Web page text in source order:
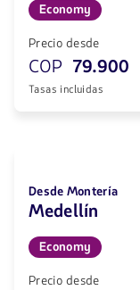
Economy
Precio desde
COP 79.900
Tasas incluidas
Desde Montería
Medellín
Economy
Precio desde